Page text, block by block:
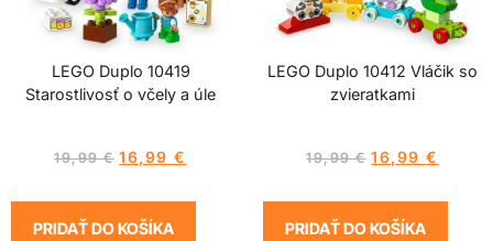
LEGO Duplo 10419
Starostlivosť o včely a úle
19,99€ 16,99€
PRIDAŤ DO KOŠÍKA
LEGO Duplo 10412 Vláčik so
zvieratkami
19,99€ 16,99€
PRIDAŤ DO KOŠÍKA